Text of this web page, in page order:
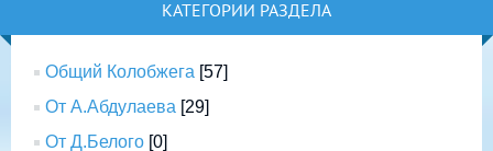
КАТЕГОРИИ РАЗДЕЛА
Общий Колобжега [57]
От А.Абдулаева [29]
От Д.Белого [0]